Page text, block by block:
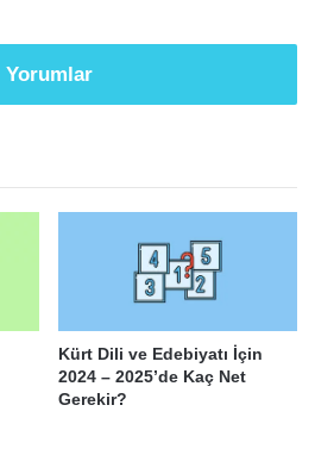
Yorumlar
Kürt Dili ve Edebiyatı İçin
2024 – 2025’de Kaç Net
Gerekir?